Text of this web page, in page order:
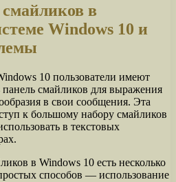
в
Windows 10 и
10 пользователи имеют
панель смайликов для выражения
в свои сообщения. Эта
к большому набору смайликов
в текстовых
в Windows 10 есть несколько
способов — использование